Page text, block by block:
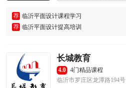
荐 临沂平面设计课程学习
荐 临沂平面设计提高培训
长城教育
4.0
4门精品课程
临沂市罗庄区龙潭路194号